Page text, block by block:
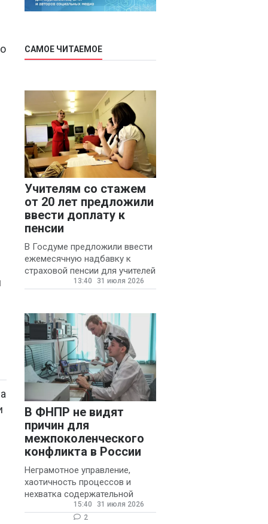
САМОЕ ЧИТАЕМОЕ
Учителям со стажем
от 20 лет предложили
ввести доплату к
пенсии
В Госдуме предложили ввести
ежемесячную надбавку к
страховой пенсии для учителей
государственных и
13:40 31 июля 2026
В ФНПР не видят
причин для
межпоколенческого
конфликта в России
Неграмотное управление,
хаотичность процессов и
нехватка содержательной
обратной связи от
руководителя являются
15:40
31 июля 2026
2